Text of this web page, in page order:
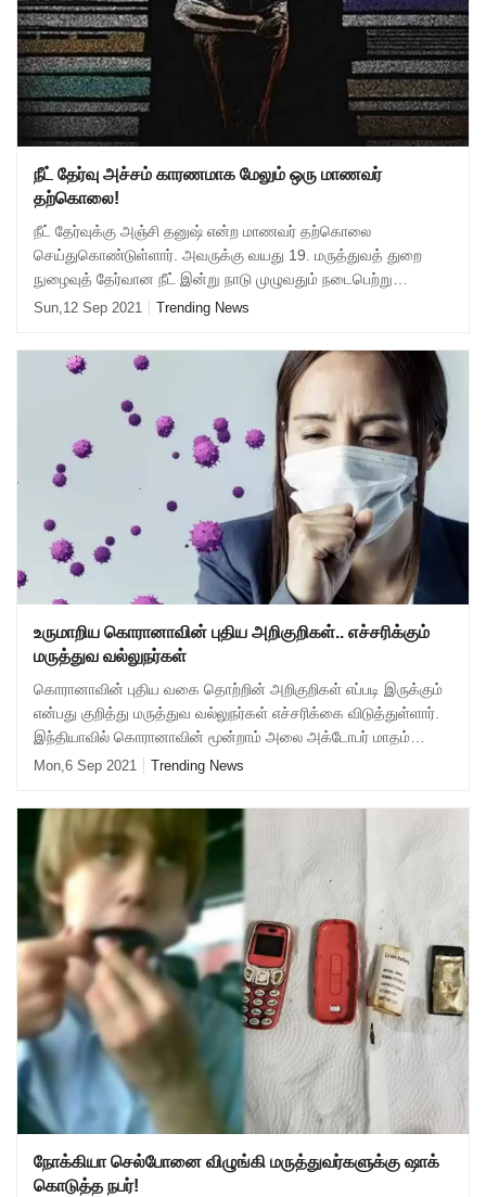
நீட் தேர்வு அச்சம் காரணமாக மேலும் ஒரு மாணவர்
தற்கொலை!
நீட் தேர்வுக்கு அஞ்சி தனுஷ் என்ற மாணவர் தற்கொலை
செய்துகொண்டுள்ளார். அவருக்கு வயது 19. மருத்துவத் துறை
நுழைவுத் தேர்வான நீட் இன்று நாடு முழுவதும் நடைபெற்று
வருகிறது. தமிழகத்தில் இருந்து ஒரு லட்சத்து 1
Sun,12 Sep 2021 Trending News
உருமாறிய கொரானாவின் புதிய அறிகுறிகள்.. எச்சரிக்கும்
மருத்துவ வல்லுநர்கள்
கொரானாவின் புதிய வகை தொற்றின் அறிகுறிகள் எப்படி இருக்கும்
என்பது குறித்து மருத்துவ வல்லுநர்கள் எச்சரிக்கை விடுத்துள்ளார்.
இந்தியாவில் கொரானாவின் மூன்றாம் அலை அக்டோபர் மாதம்
பாதிக்கு மேல் தொடங்கி நவம்
Mon,6 Sep 2021 Trending News
நோக்கியா செல்போனை விழுங்கி மருத்துவர்களுக்கு ஷாக்
கொடுத்த நபர்!